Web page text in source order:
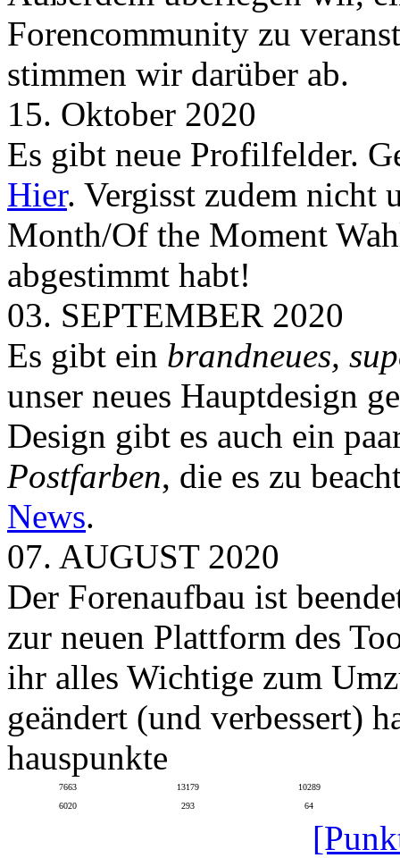
Forencommunity zu
stimmen wir darüber ab.
15. Oktober 2020
Es gibt neue Profilfelder.
Hier. Vergisst zudem nicht
Month/Of the Moment
abgestimmt habt!
03. SEPTEMBER 2020
Es gibt ein brandneues,
unser neues Hauptdesign
Design gibt es auch ein
Postfarben, die es zu
News.
07. AUGUST 2020
Der Forenaufbau ist
zur neuen Plattform des
ihr alles Wichtige zum
geändert (und verbessert)
hauspunkte
7663 13179
10289
6020
293 64